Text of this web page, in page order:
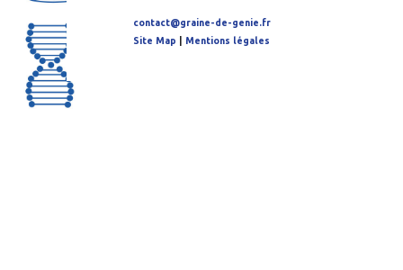
contact@graine-de-genie.fr
Site Map
Mentions légales